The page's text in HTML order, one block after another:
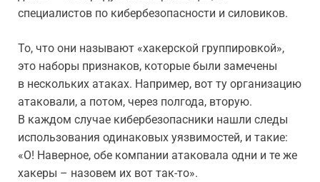
специалистов по кибербезопасности и силовиков.
То, что они называют «хакерской группировкой»,
это наборы признаков, которые были замечены
в нескольких атаках. Например, вот ту организацию
атаковали, а потом, через полгода, вторую.
В каждом случае кибербезопасники нашли следы
использования одинаковых уязвимостей, и такие:
«О! Наверное, обе компании атаковала одни и те же
хакеры – назовем их вот так-то».